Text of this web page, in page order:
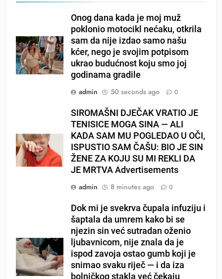
Onog dana kada je moj muž
poklonio motocikl nećaku, otkrila
sam da nije izdao samo našu
kćer, nego je svojim potpisom
ukrao budućnost koju smo joj
godinama gradile
admin
50 seconds ago 0
SIROMAŠNI DJEČAK VRATIO JE
TENISICE MOGA SINA — ALI
KADA SAM MU POGLEDAO U OČI,
ISPUSTIO SAM ČAŠU: BIO JE SIN
ŽENE ZA KOJU SU MI REKLI DA
JE MRTVA Advertisements
admin
8 minutes ago 0
Dok mi je svekrva čupala infuziju i
šaptala da umrem kako bi se
njezin sin već sutradan oženio
ljubavnicom, nije znala da je
ispod zavoja ostao gumb koji je
snimao svaku riječ — i da iza
bolničkog stakla već čekaju